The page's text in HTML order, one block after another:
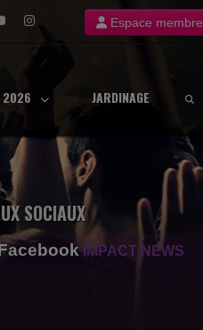
Espace membre
2026 JARDINAGE
SOCIAUX
IMPACT NEWS